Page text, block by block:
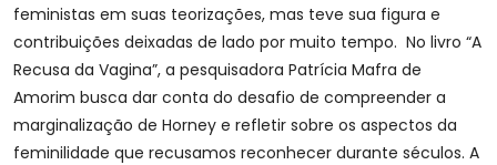
feministas em suas teorizações, mas teve sua figura e
contribuições deixadas de lado por muito tempo. No livro “A
Recusa da Vagina”, a pesquisadora Patrícia Mafra de
Amorim busca dar conta do desafio de compreender a
marginalização de Horney e refletir sobre os aspectos da
feminilidade que recusamos reconhecer durante séculos. A